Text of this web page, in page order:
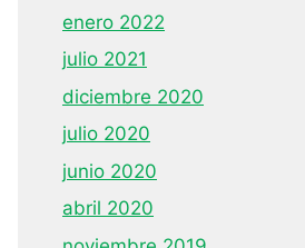
enero 2022
julio 2021
diciembre 2020
julio 2020
junio 2020
abril 2020